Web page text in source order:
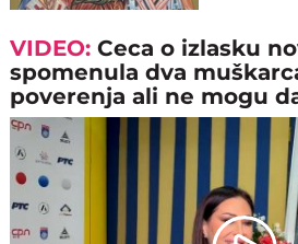
VIDEO:Ceca o izlasku
spomenula dva
poverenja ali ne mogu